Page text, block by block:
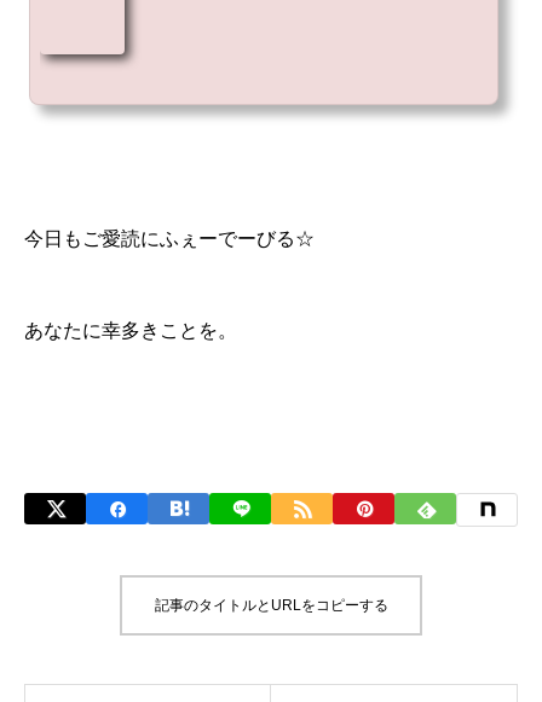
今日もご愛読にふぇーでーびる☆
あなたに幸多きことを。
記事のタイトルとURLをコピーする